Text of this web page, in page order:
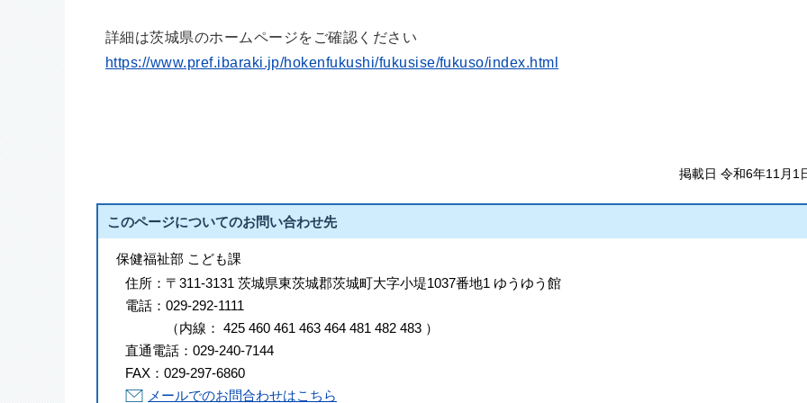
詳細は茨城県のホームページをご確認ください
https://www.pref.ibaraki.jp/hokenfukushi/fukusise/fukuso/index.html
掲載日 令和6年11月1
このページについてのお問い合わせ先
保健福祉部 こども課
住所： 〒311-3131 茨城県東茨城郡茨城町大字小堤1037番地1 ゆうゆう館
電話： 029-292-1111
（内線 ： 425 460 461 463 464 481 482 483 ）
直通電話： 029-240-7144
FAX： 029-297-6860
メールでのお問合わせはこちら